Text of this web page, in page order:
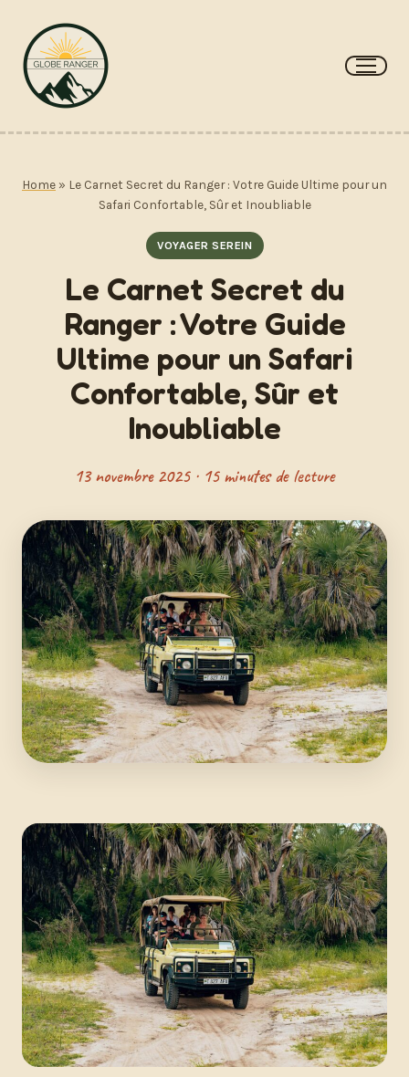
contenu
Home » Le Carnet Secret du Ranger : Votre Guide Ultime pour un
Safari Confortable, Sûr et Inoubliable
VOYAGER SEREIN
Le Carnet Secret du
Ranger : Votre Guide
Ultime pour un Safari
Confortable, Sûr et
Inoubliable
13 novembre 2025 · 15 minutes de lecture